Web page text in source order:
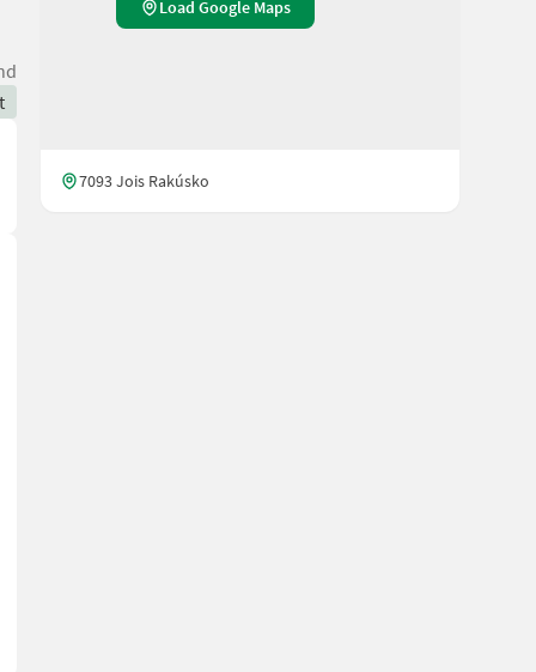
Load Google Maps
7093 Jois Rakúsko